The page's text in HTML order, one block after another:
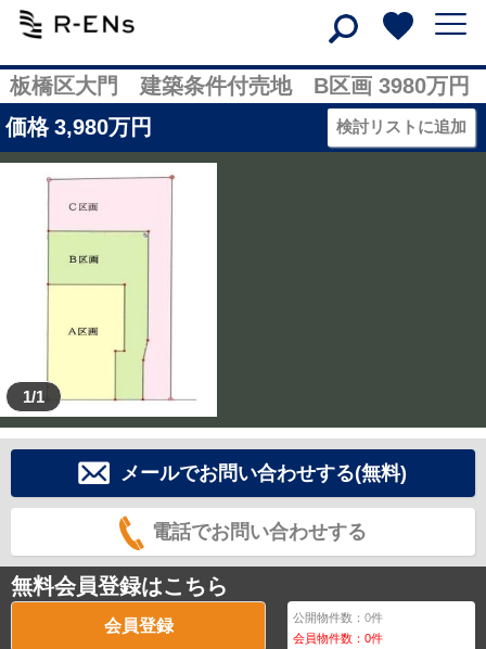
板橋区大門 建築条件付売地 B区画 3980万円
価格 3,980万円 検討リストに追加
1/1
メールでお問い合わせする(無料)
電話でお問い合わせする
無料会員登録はこちら
会員登録 公開物件数：0件
会員物件数：0件